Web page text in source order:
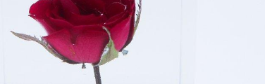
家電